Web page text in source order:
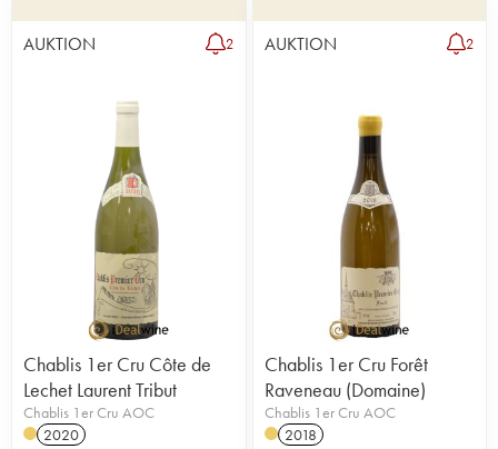
AUKTION 2
Chablis 1er Cru Côte de
Lechet Laurent Tribut
Chablis 1er Cru AOC
2020
AUKTION 2
Chablis 1er Cru Forêt
Raveneau (Domaine)
Chablis 1er Cru AOC
2018